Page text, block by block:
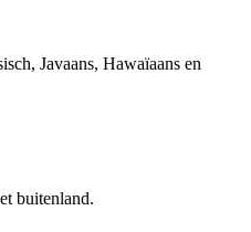
Javaans, Hawaïaans en
buitenland.